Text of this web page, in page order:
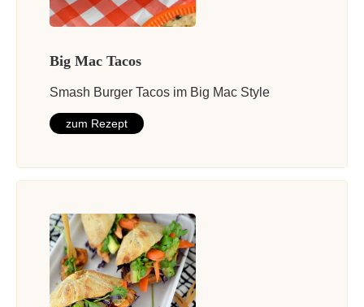
Big Mac Tacos
Smash Burger Tacos im Big Mac Style
zum Rezept